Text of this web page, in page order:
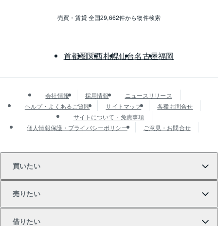
売買・賃貸 全国29,662件から物件検索
首都圏関西札幌仙台名古屋福岡
会社情報 採用情報
ニュースリリース
ヘルプ・よくあるご質問
サイトマップ
各種お問合せ
サイトについて・免責事項
個人情報保護・プライバシーポリシー
ご意見・お問合せ
買いたい
売りたい
借りたい